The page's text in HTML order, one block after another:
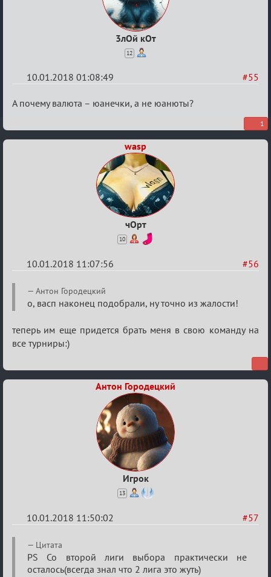
3лОй кОт
12
#55
10.01.2018 01:08:49
Re:
«Менеджер
А почему валюта – юанечки, а не юанюты?
1
wasp
чОрт
10
#56
10.01.2018 11:07:56
Re:
Обсуждение
Мафии»
Антон Городецкий
о, васп наконец подобрали, ну точно из жалости!
теперь им еще придется брать меня в свою команду на
все турниры:)
Антон Городецкий
Игрок
13
#57
10.01.2018 11:50:02
Re:
Обсуждение
Цитата
PS Со второй лиги выбора практически не
осталось(всегда знал что 2 лига это жуть)